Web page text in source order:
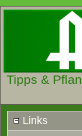
Tipps &
Links